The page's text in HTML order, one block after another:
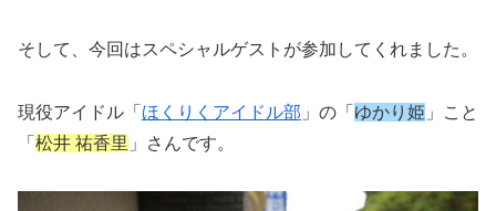
そして、今回はスペシャルゲストが参加してくれました。
現役アイドル「 ほくりくアイドル部 」の「 ゆかり姫 」こと
「 松井 祐香里 」さんです。